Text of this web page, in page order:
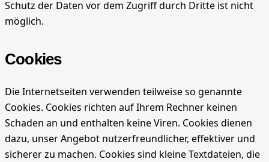
Schutz der Daten vor dem Zugriff durch Dritte ist nicht
möglich.
Cookies
Die Internetseiten verwenden teilweise so genannte
Cookies. Cookies richten auf Ihrem Rechner keinen
Schaden an und enthalten keine Viren. Cookies dienen
dazu, unser Angebot nutzerfreundlicher, effektiver und
sicherer zu machen. Cookies sind kleine Textdateien, die